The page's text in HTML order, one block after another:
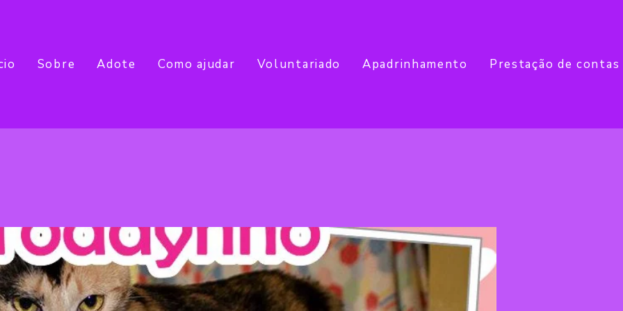
Sobre Adote Como ajudar Voluntariado Apadrinhamento Prestação de contas